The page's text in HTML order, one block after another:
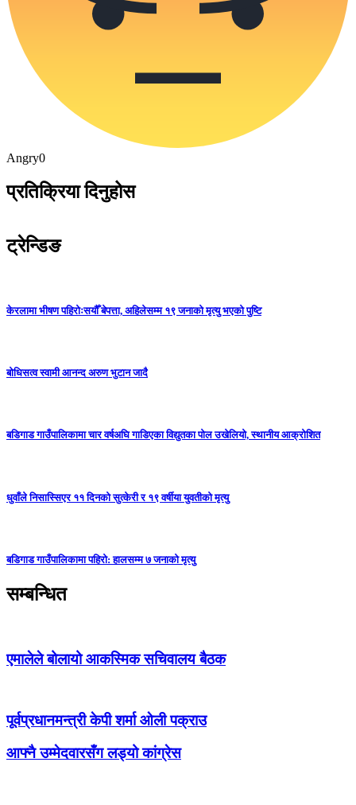
Angry0
प्रतिक्रिया दिनुहोस
ट्रेन्डिङ
केरलामा भीषण पहिरोःसयौँ बेपत्ता, अहिलेसम्म १९ जनाको मृत्यु भएको पुष्टि
बोधिसत्व स्वामी आनन्द अरुण भुटान जादै
बडिगाड गाउँपालिकामा चार वर्षअघि गाडिएका विद्युतका पोल उखेलियो, स्थानीय आक्रोशित
धुवाँले निसास्सिएर ११ दिनको सुत्केरी र १९ वर्षीया युवतीको मृत्यु
बडिगाड गाउँपालिकामा पहिरो: हालसम्म ७ जनाको मृत्यु
सम्बन्धित
एमालेले बोलायो आकस्मिक सचिवालय बैठक
पूर्वप्रधानमन्त्री केपी शर्मा ओली पक्राउ
आफ्नै उम्मेदवारसँग लड्यो कांग्रेस